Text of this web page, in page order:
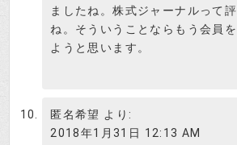
ましたね。株式ジャーナルって
ね。そういうことならもう会員
ようと思います。
匿名希望 より:
2018年1月31日 12:13 AM